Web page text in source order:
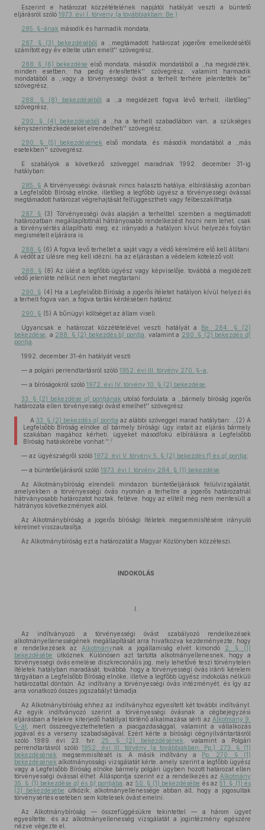
Eszerint e határozat közzétételének napjától hatályát veszti a büntető
eljárásról szóló 1973. évi I. törvény (a továbbiakban: Be.)
285. §-ának második és harmadik mondata,
287. § (3) bekezdéséből
a ,,megtámadott határozat jogerőre emelkedésétől
számított egy év eltelte után emelt'' szövegrész,
288. § (6) bekezdése első mondata, második mondatából a ,,ha megidézték,
minden esetben, ha pedig értesítették'' szövegrész, valamint harmadik
mondatából a ,,vagy a törvényességi óvást a terhelt terhére jelentették be''
szövegrész,
288. § (8) bekezdéséből a ,,a megidézett fogva lévő terhelt, illetőleg''
szövegrész,
290. § (4) bekezdéséből a ,,ha a terhelt szabadlábon van, a szükséges
kényszerintézkedéseket elrendelheti'' szövegrész,
290. § (5) bekezdésének
első mondata, és második mondatából a ,,más
esetekben'' szövegrész.
E szabályok a következő szöveggel maradnak 1992. december 31-ig
hatályban:
285. § A törvényességi óvásnak nincs halasztó hatálya; elbírálásáig azonban
a Legfelsőbb Bíróság elnöke, illetőleg a legfőbb ügyész a törvényességi óvással
megtámadott határozat végrehajtását felfüggesztheti vagy félbeszakíthatja.
287. § (3) Törvényességi óvás alapján a terhelttel szemben a megtámadott
határozatban megállapítottnál hátrányosabb rendelkezést hozni nem lehet, csak
a törvénysértés állapítható meg; ez irányadó a hatályon kívül helyezés folytán
megismételt eljárásra is.
288. § (6) A fogva levő terheltet a saját vagy a védő kérelmére elő kell állítani.
A védőt az ülésre meg kell idézni, ha az eljárásban a védelem kötelező volt.
288. § (8) Az ülést a legfőbb ügyész vagy képviselője, továbbá a megidézett
védő jelenléte nélkül nem lehet megtartani.
290. § (4) Ha a Legfelsőbb Bíróság a jogerős ítéletet hatályon kívül helyezi és
a terhelt fogva van, a fogva tartás kérdésében határoz.
290. § (5) A bűnügyi költséget az állam viseli.
Ugyancsak e határozat közzétételével veszti hatályát a Be. 284. § (2)
bekezdése , a 288. § (2) bekezdésb) pontja , valamint a 290. § (2) bekezdésd)
pontja
1992. december 31-én hatályát veszti
— a polgári perrendtartásról szóló 1952. évi III. törvény 270. §-a
— a bíróságokról szóló 1972. évi IV. törvény 10. § (2) bekezdése
33. § (2) bekezdése a) pontjának utolsó fordulata: a ,,bármely bíróság jogerős
határozata ellen törvényességi óvást emelhet'' szövegrész.
A 33. § (2) bekezdés a) pontja az alábbi szöveggel marad hatályban: ,,(2) A
Legfelsőbb Bíróság elnöke a) bármely bírósági ügy iratait az eljárás bármely
szakában magához kérheti; ügyeket másodfokú elbírálásra a Legfelsőbb
Bíróság hatáskörébe vonhat:'', 2
— az ügyészségről szóló 1972. évi V. törvény 5. § (2) bekezdés f) és g) pontja;
— a büntetőeljárásról szóló 1973. évi I. törvény 284. § (1) bekezdése
Az Alkotmánybíróság elrendeli mindazon büntetőeljárások felülvizsgálatát,
amelyekben a törvényességi óvás nyomán a terheltre a jogerős határozatnál
hátrványosabb határozatot hoztak, feltéve, hogy az elítélt még nem mentesült a
hátrányos következmények alól.
Az Alkotmánybíróság a jogerős bírósági ítéletek megsemmisítésére irányuló
kérelmet visszautasítja.
Az Alkotmánybíróság ezt a határozatát a Magyar Közlönyben közzéteszi.
INDOKOLÁS
I.
Az indítványozó a törvényességi óvást szabályozó rendelkezések
alkotmányellenességének megállapítását arra hivatkozva kezdeményezte, hogy
e rendelkezések az Alkotmánynak a jogállamiság elvét kimondó
2. § (1)
bekezdésébe ütköznek. Különösen azt tartotta alkotmányellenesnek, hogy a
törvényességi óvás emelése diszkrecionális jog, mely lehetővé teszi törvénytelen
ítéletek hatályban maradását, továbbá, hogy a törvényességi óvás iránti kérelem
tárgyában a Legfelsőbb Bíróság elnöke, illetve a legfőbb ügyész indokolás nélküli
határozattal döntsön. Az indítvány a törvényességi óvás intézményét, és így az
arra vonatkozó összes jogszabályt támadja.
Az Alkotmánybíróság ehhez az indítványhoz egyesített két további indítványt.
Az egyik indítványozó szerint a törvényességi óvásnak a cégbejegyzési
eljárásban a felekre kiterjedő hatállyal történő alkalmazása sérti az Alkotmány 9.
§-át , mert összeegyeztethetetlen a piacgazdasággal, valamint a vállalkozás
jogával és a verseny szabadságával. Ezért kérte a bírósági cégnyilvántartásról
szóló 1989. évi 23. tvr.
25. § (2) bekezdésének , valamint a Polgári
perrendtartásról szóló1952. évi III. törvény (a továbbiakban: Pp.) 273. § (1)
bekezdésének megsemmisítését is. A másik indítvány a Pp. 270. § (1)
bekezdésének alkotmányossági vizsgálatát kérte, amely szerint a legfőbb ügyész
vagy a Legfelsőbb Bíróság elnöke bármely polgári ügyben hozott határozat ellen
törvényességi óvással élhet. Álláspontja szerint ez a rendelkezés az Alkotmány
35. § (1) bekezdésea) és b) pontjába , az 50. § (1) bekezdésébe és az51. § (1) és
(3) bekezdésébe ütközik; alkotmányellenessége abban áll, hogy a jogosultak
törvénysértés esetében sem kötelesek óvást emelni.
Az Alkotmánybíróság — összefüggésükre tekintettel — a három ügyet
egyesítette, és az alkotmányellenesség vizsgálatát a jogintézmény egészére
nézve végezte el.